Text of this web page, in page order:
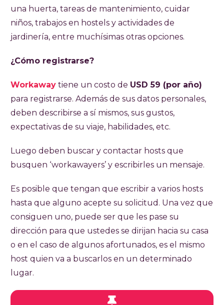
una huerta, tareas de mantenimiento, cuidar
niños, trabajos en hostels y actividades de
jardinería, entre muchísimas otras opciones.
¿Cómo registrarse?
Workaway tiene un costo de USD 59 (por año)
para registrarse. Además de sus datos personales,
deben describirse a sí mismos, sus gustos,
expectativas de su viaje, habilidades, etc.
Luego deben buscar y contactar hosts que
busquen ‘workawayers’ y escribirles un mensaje.
Es posible que tengan que escribir a varios hosts
hasta que alguno acepte su solicitud. Una vez que
consiguen uno, puede ser que les pase su
dirección para que ustedes se dirijan hacia su casa
o en el caso de algunos afortunados, es el mismo
host quien va a buscarlos en un determinado
lugar.